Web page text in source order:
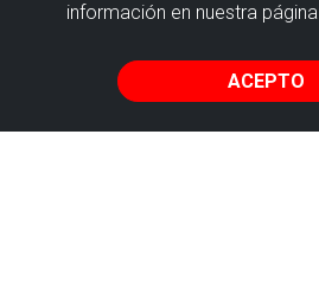
información en nuestra página
ACEPTO